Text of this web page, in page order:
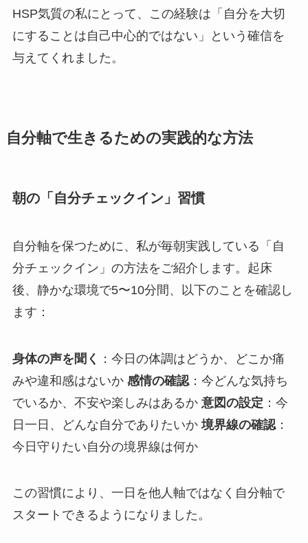
HSP気質の私にとって、この経験は「自分を大切
にすることは自己中心的ではない」という確信を
与えてくれました。
自分軸で生きるための実践的な方法
朝の「自分チェックイン」習慣
自分軸を保つために、私が毎朝実践している「自
分チェックイン」の方法をご紹介します。起床
後、静かな環境で5〜10分間、以下のことを確認し
ます：
身体の声を聞く
：今日の体調はどうか、どこか痛
みや違和感はないか 感情の確認：今どんな気持ち
でいるか、不安や楽しみはあるか 意図の設定 ：今
日一日、どんな自分でありたいか 境界線の確認：
今日守りたい自分の境界線は何か
この習慣により、一日を他人軸ではなく自分軸で
スタートできるようになりました。